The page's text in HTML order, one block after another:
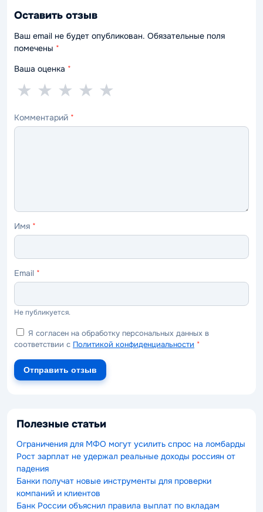
Оставить отзыв
Ваш email не будет опубликован. Обязательные поля
помечены *
Ваша оценка *
5
—
★
4
—
★
3
—
★
2
—
★
1
—
★
Комментарий *
Имя *
Email *
Не публикуется.
Я согласен на обработку персональных данных в
соответствии с Политикой конфиденциальности *
Отправить отзыв
Полезные статьи
Ограничения для МФО могут усилить спрос на ломбарды
Рост зарплат не удержал реальные доходы россиян от
падения
Банки получат новые инструменты для проверки
компаний и клиентов
Банк России объяснил правила выплат по вкладам